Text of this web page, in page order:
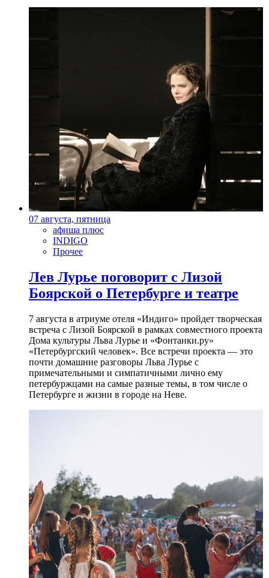
07 августа, пятница
афиша плюс
INDIGO
Прочее
Лев Лурье поговорит с Лизой
Боярской о Петербурге и театре
7 августа в атриуме отеля «Индиго» пройдет творческая
встреча с Лизой Боярской в рамках совместного проекта
Дома культуры Льва Лурье и «Фонтанки.ру»
«Петербургский человек». Все встречи проекта — это
почти домашние разговоры Льва Лурье с
примечательными и симпатичными лично ему
петербуржцами на самые разные темы, в том числе о
Петербурге и жизни в городе на Неве.